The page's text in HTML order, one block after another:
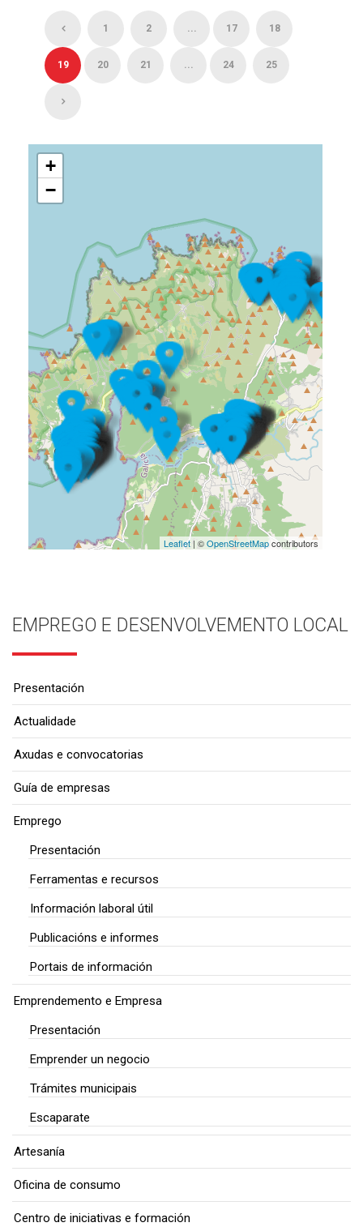
1 2 ... 17 18
19 20 21 ... 24 25
+
−
Leaflet| ©OpenStreetMapcontributors
EMPREGO E DESENVOLVEMENTO LOCAL
Presentación
Actualidade
Axudas e convocatorias
Guía de empresas
Emprego
Presentación
Ferramentas e recursos
Información laboral útil
Publicacións e informes
Portais de información
Emprendemento e Empresa
Presentación
Emprender un negocio
Trámites municipais
Escaparate
Artesanía
Oficina de consumo
Centro de iniciativas e formación